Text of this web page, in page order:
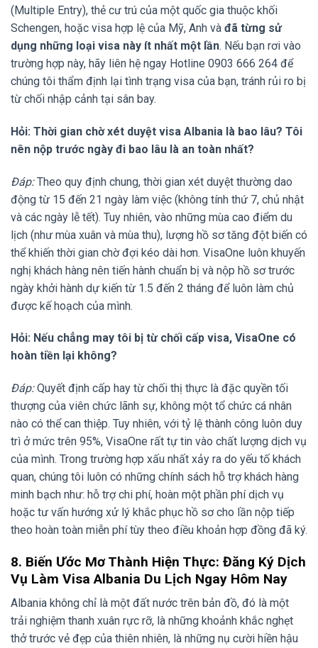
(Multiple Entry), thẻ cư trú của một quốc gia thuộc khối
Schengen, hoặc visa hợp lệ của Mỹ, Anh và đã từng sử
dụng những loại visa này ít nhất một lần. Nếu bạn rơi vào
trường hợp này, hãy liên hệ ngay Hotline 0903 666 264 để
chúng tôi thẩm định lại tình trạng visa của bạn, tránh rủi ro bị
từ chối nhập cảnh tại sân bay.
Hỏi: Thời gian chờ xét duyệt visa Albania là bao lâu? Tôi
nên nộp trước ngày đi bao lâu là an toàn nhất?
Đáp:Theo quy định chung, thời gian xét duyệt thường dao
động từ 15 đến 21 ngày làm việc (không tính thứ 7, chủ nhật
và các ngày lễ tết). Tuy nhiên, vào những mùa cao điểm du
lịch (như mùa xuân và mùa thu), lượng hồ sơ tăng đột biến có
thể khiến thời gian chờ đợi kéo dài hơn. VisaOne luôn khuyến
nghị khách hàng nên tiến hành chuẩn bị và nộp hồ sơ trước
ngày khởi hành dự kiến từ 1.5 đến 2 tháng để luôn làm chủ
được kế hoạch của mình.
Hỏi: Nếu chẳng may tôi bị từ chối cấp visa, VisaOne có
hoàn tiền lại không?
Đáp:Quyết định cấp hay từ chối thị thực là đặc quyền tối
thượng của viên chức lãnh sự, không một tổ chức cá nhân
nào có thể can thiệp. Tuy nhiên, với tỷ lệ thành công luôn duy
trì ở mức trên 95%, VisaOne rất tự tin vào chất lượng dịch vụ
của mình. Trong trường hợp xấu nhất xảy ra do yếu tố khách
quan, chúng tôi luôn có những chính sách hỗ trợ khách hàng
minh bạch như: hỗ trợ chi phí, hoàn một phần phí dịch vụ
hoặc tư vấn hướng xử lý khắc phục hồ sơ cho lần nộp tiếp
theo hoàn toàn miễn phí tùy theo điều khoản hợp đồng đã ký.
8. Biến Ước Mơ Thành Hiện Thực: Đăng Ký Dịch
Vụ Làm Visa Albania Du Lịch Ngay Hôm Nay
Albania không chỉ là một đất nước trên bản đồ, đó là một
trải nghiệm thanh xuân rực rỡ, là những khoảnh khắc nghẹt
thở trước vẻ đẹp của thiên nhiên, là những nụ cười hiền hậu